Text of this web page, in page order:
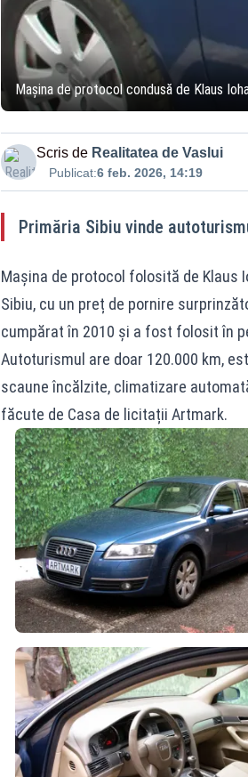
Mașina de protocol condusă de Klaus
Scris de Realitatea de Vaslui
Publicat:6 feb. 2026, 14:19
Primăria Sibiu vinde
Mașina de protocol folosită de Klaus
Sibiu, cu un preț de pornire
cumpărat în 2010 și a fost folosit în
Autoturismul are doar 120.000 km,
scaune încălzite, climatizare
făcute de Casa de licitații Artmark.